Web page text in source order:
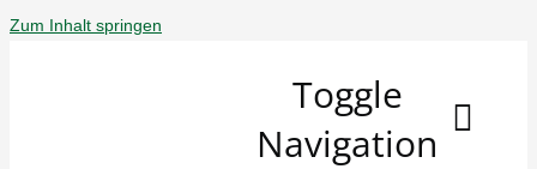
Zum Inhalt springen
Toggle
Navigation